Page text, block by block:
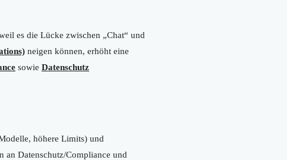
es die Lücke zwischen „Chat“ und
neigen können, erhöht eine
sowie Datenschutz
höhere Limits) und
an Datenschutz/Compliance und